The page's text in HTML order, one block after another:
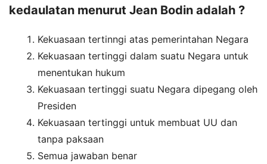
kedaulatan menurut Jean Bodin adalah ?
Kekuasaan tertinngi atas pemerintahan Negara
Kekuasaan tertinggi dalam suatu Negara untuk
menentukan hukum
Kekuasaan tertinggi suatu Negara dipegang oleh
Presiden
Kekuasaan tertinggi untuk membuat UU dan
tanpa paksaan
Semua jawaban benar